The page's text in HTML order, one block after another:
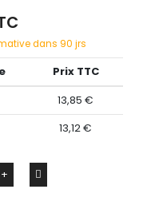
dans 90 jrs
Prix TTC
13,85 €
13,12 €
+